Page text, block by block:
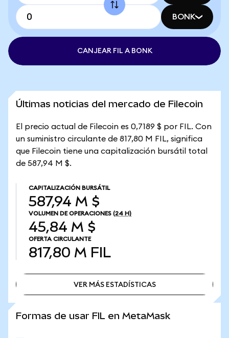
BONK
CANJEAR FIL A BONK
Últimas noticias del mercado de Filecoin
El precio actual de Filecoin es 0,7189 $ por FIL. Con
un suministro circulante de 817,80 M FIL, significa
que Filecoin tiene una capitalización bursátil total
de 587,94 M $.
CAPITALIZACIÓN BURSÁTIL
587,94 M $
VOLUMEN DE OPERACIONES (24 H)
45,84 M $
OFERTA CIRCULANTE
817,80 M FIL
VER MÁS ESTADÍSTICAS
Formas de usar FIL en MetaMask